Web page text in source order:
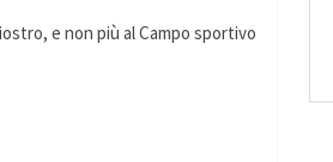
e non più al Campo sportivo